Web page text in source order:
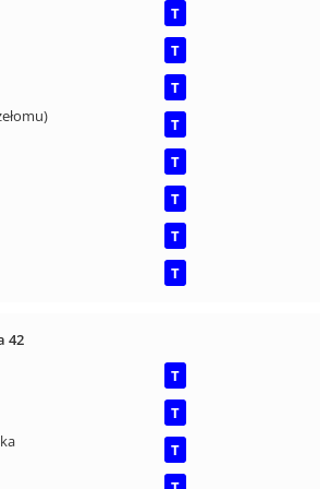
T
T
T
T
T
T
T
T
42
T
T
T